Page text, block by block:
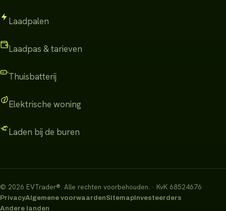
Laadpalen
Laadpas & tarieven
Thuisbatterij
Elektrische woning
Laden bij de buren
© 2026 EVTrader®. Alle rechten voorbehouden. · KvK 68524676
PrivacyAlgemene voorwaardenSitemapInvesteerders
Andere landen